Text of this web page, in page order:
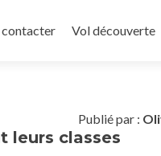
contacter Vol découverte
Publié par :
leurs classes